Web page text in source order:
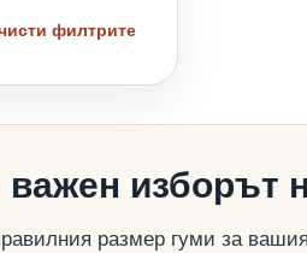
филтрите
изборът
размер гуми за